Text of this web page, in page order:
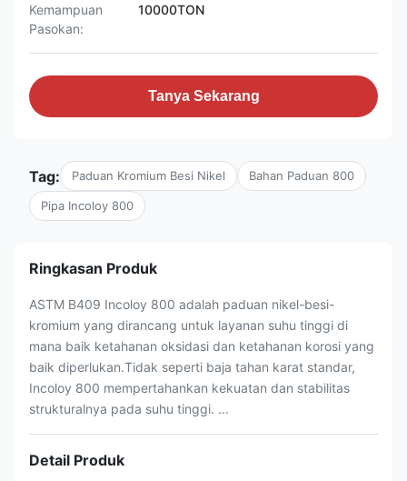
Kemampuan
Pasokan:
10000TON
Tanya Sekarang
Tag: Paduan Kromium Besi Nikel Bahan Paduan 800
Pipa Incoloy 800
Ringkasan Produk
ASTM B409 Incoloy 800 adalah paduan nikel-besi-
kromium yang dirancang untuk layanan suhu tinggi di
mana baik ketahanan oksidasi dan ketahanan korosi yang
baik diperlukan.Tidak seperti baja tahan karat standar,
Incoloy 800 mempertahankan kekuatan dan stabilitas
strukturalnya pada suhu tinggi. ...
Detail Produk